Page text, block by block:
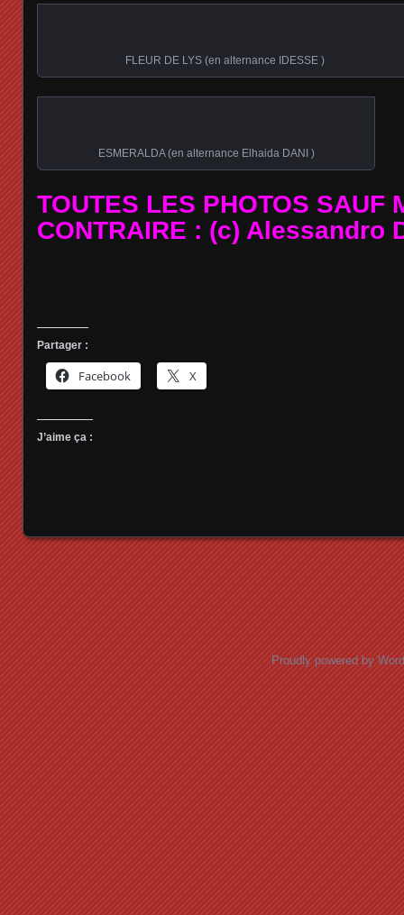
FLEUR DE LYS (en alternance IDESSE )
ESMERALDA (en alternance Elhaida DANI )
TOUTES LES PHOTOS SAUF
CONTRAIRE : (c) Alessandro
Partager :
Facebook X
J’aime ça :
Proudly powered by